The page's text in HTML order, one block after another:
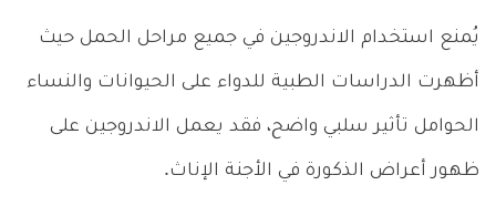
يُمنع استخدام الاندروجين في جميع مراحل الحمل حيث
أظهرت الدراسات الطبية للدواء على الحيوانات والنساء
الحوامل تأثير سلبي واضح، فقد يعمل الاندروجين على
ظهور أعراض الذكورة في الأجنة الإناث.